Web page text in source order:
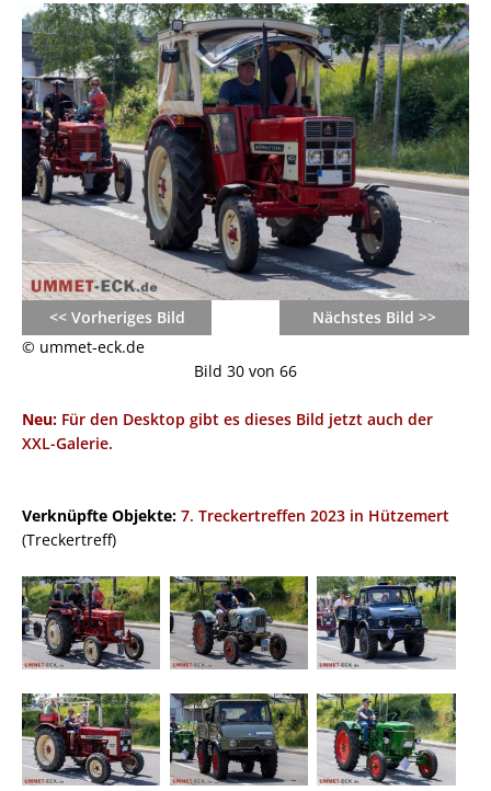
<< Vorheriges Bild
Nächstes Bild >>
© ummet-eck.de
Bild 30 von 66
Neu: Für den Desktop gibt es dieses Bild jetzt auch der
XXL-Galerie.
Verknüpfte Objekte: 7. Treckertreffen 2023 in Hützemert
(Treckertreff)